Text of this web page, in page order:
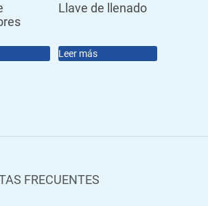
Llave de llenado
Leer más
FRECUENTES